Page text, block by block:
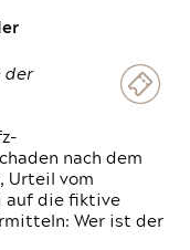
der
nach dem
Urteil vom
auf die fiktive
Wer ist der